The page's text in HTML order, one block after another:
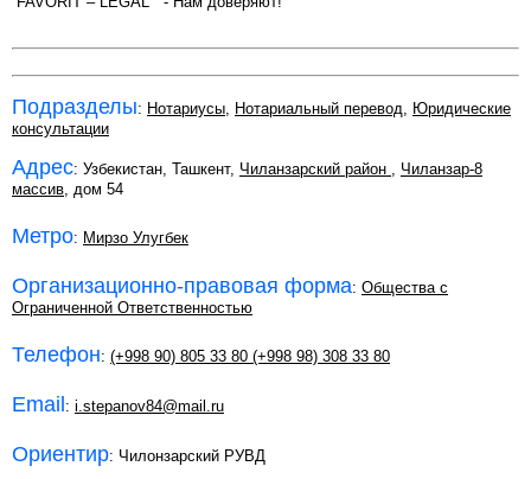
Подразделы: Нотариусы, Нотариальный перевод, Юридические
консультации
Адрес: Узбекистан, Ташкент, Чиланзарский район , Чиланзар-8
массив, дом 54
Метро: Мирзо Улугбек
Организационно-правовая форма: Общества с
Ограниченной Ответственностью
Телефон: (+998 90) 805 33 80 (+998 98) 308 33 80
Email : i.stepanov84@mail.ru
Ориентир: Чилонзарский РУВД